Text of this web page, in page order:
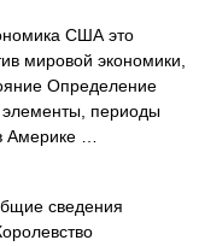
США это
мировой экономики,
Определение
элементы, периоды
Америке …
сведения